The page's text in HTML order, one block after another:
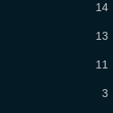
14
13
11
3